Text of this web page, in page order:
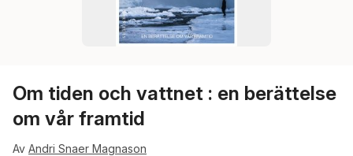
Om tiden och vattnet : en berättelse
om vår framtid
Av Andri Snaer Magnason